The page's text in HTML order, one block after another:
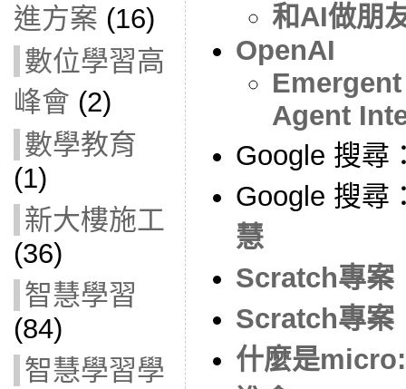
進方案 (16)
數位學習高
峰會 (2)
數學教育
(1)
新大樓施工
(36)
智慧學習
(84)
智慧學習學
和AI做朋
OpenAI
Agent
Google 搜尋
Google 搜尋
慧
Scratch專案
Scratch專案
什麼是